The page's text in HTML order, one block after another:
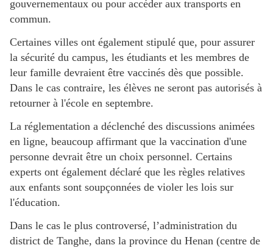
gouvernementaux ou pour accéder aux transports en
commun.
Certaines villes ont également stipulé que, pour assurer
la sécurité du campus, les étudiants et les membres de
leur famille devraient être vaccinés dès que possible.
Dans le cas contraire, les élèves ne seront pas autorisés à
retourner à l'école en septembre.
La réglementation a déclenché des discussions animées
en ligne, beaucoup affirmant que la vaccination d'une
personne devrait être un choix personnel. Certains
experts ont également déclaré que les règles relatives
aux enfants sont soupçonnées de violer les lois sur
l'éducation.
Dans le cas le plus controversé, l’administration du
district de Tanghe, dans la province du Henan (centre de